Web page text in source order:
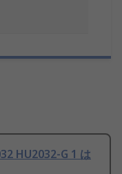
HU2032-G 1 は